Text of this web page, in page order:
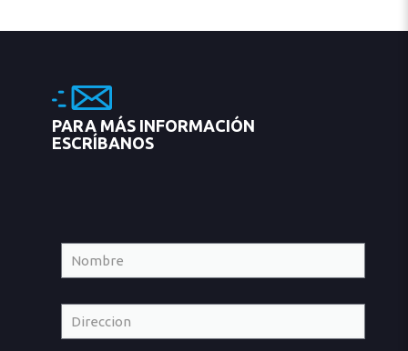
PARA MÁS INFORMACIÓN
ESCRÍBANOS